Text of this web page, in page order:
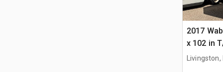
2017
x 102 in
Livingston,